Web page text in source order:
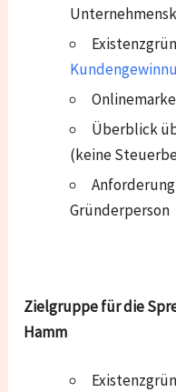
Überblick
(keine
Gründerperson
Zielgruppe für die
Hamm